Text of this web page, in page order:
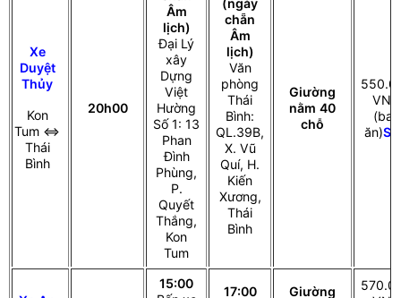
Xe
Duyệt
Thủy
Kon
Tum ⇔
Thái
Bình
20h00
Âm
lịch)
Đại Lý
xây
Dựng
Việt
Hường
Số 1: 13
Phan
Đình
Phùng,
P.
Quyết
Thắng,
Kon
Tum
(ngày
chẵn
Âm
lịch)
Văn
phòng
Thái
Bình:
QL.39B,
X. Vũ
Quí, H.
Kiến
Xương,
Thái
Bình
Giường
nằm 40
chỗ
VNĐ
(bao
ăn)
15:00
17:00
Giường